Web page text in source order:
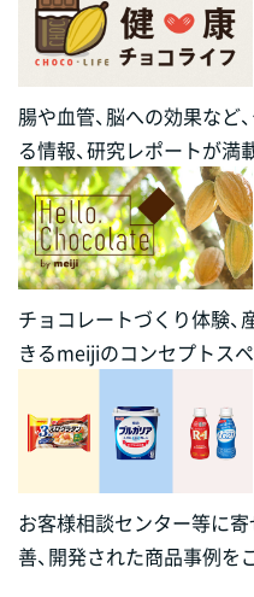
腸や血管、脳への効果など
る情報、研究レポートが満載
チョコレートづくり体験
きるmeijiのコンセプトスペ
お客様相談センター等に
善、開発された商品事例を